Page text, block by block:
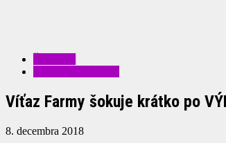
Víťaz Farmy šokuje krátko po
8. decembra 2018